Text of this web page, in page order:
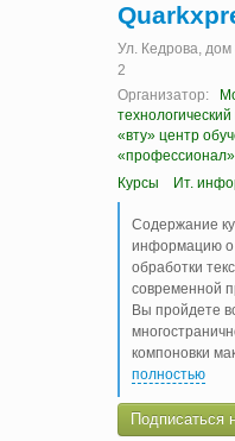
Ул. Кедрова, дом
2
Организатор:
технологический
«вту» центр
«профессионал»
Курсы
Ит.
Содержание
информацию о
обработки
современной
Вы пройдете
компоновки
полностью
Подписаться